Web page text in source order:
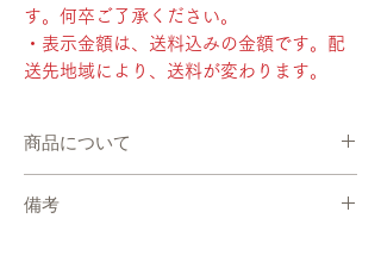
す。何卒ご了承ください。
・表示金額は、送料込みの金額です。配
送先地域により、送料が変わります。
商品について
す。
備考